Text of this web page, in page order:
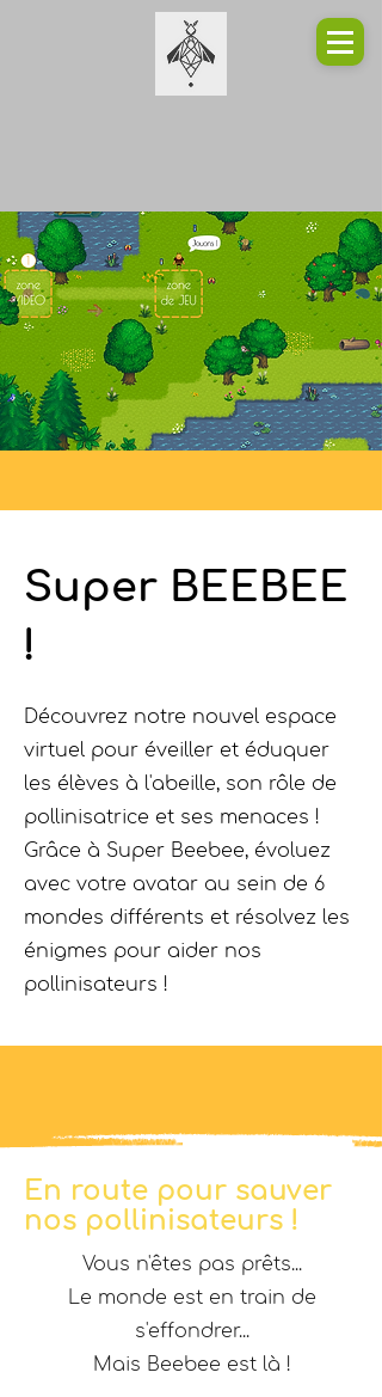
Super BEEBEE
!
Découvrez notre nouvel espace
virtuel pour éveiller et éduquer
les élèves à l'abeille, son rôle de
pollinisatrice et ses menaces !
Grâce à Super Beebee, évoluez
avec votre avatar au sein de 6
mondes différents et résolvez les
énigmes pour aider nos
pollinisateurs !
En route pour sauver
nos pollinisateurs !
Vous n'êtes pas prêts...
Le monde est en train de
s'effondrer...
Mais Beebee est là !